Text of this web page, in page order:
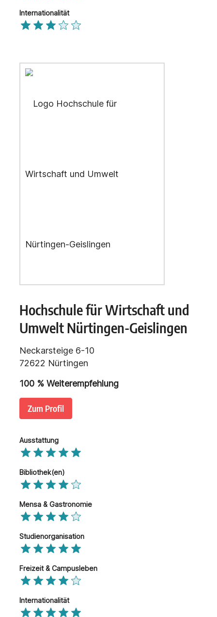
Internationalität
Hochschule für Wirtschaft und
Umwelt Nürtingen-Geislingen
Neckarsteige 6-10
72622 Nürtingen
100 % Weiterempfehlung
Zum Profil
Ausstattung
Bibliothek(en)
Mensa & Gastronomie
Studienorganisation
Freizeit & Campusleben
Internationalität